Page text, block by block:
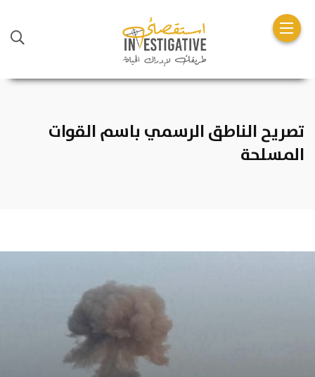
تصريح الناطق الرسمي باسم القوات
المسلحة